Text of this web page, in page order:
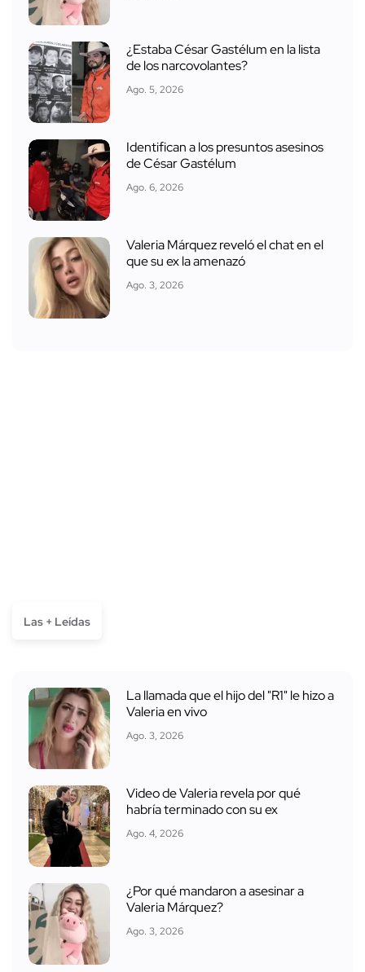
¿Estaba César Gastélum en la lista
de los narcovolantes?
Ago. 5, 2026
Identifican a los presuntos asesinos
de César Gastélum
Ago. 6, 2026
Valeria Márquez reveló el chat en el
que su ex la amenazó
Ago. 3, 2026
Las + Leídas
La llamada que el hijo del "R1" le hizo a
Valeria en vivo
Ago. 3, 2026
Video de Valeria revela por qué
habría terminado con su ex
Ago. 4, 2026
¿Por qué mandaron a asesinar a
Valeria Márquez?
Ago. 3, 2026